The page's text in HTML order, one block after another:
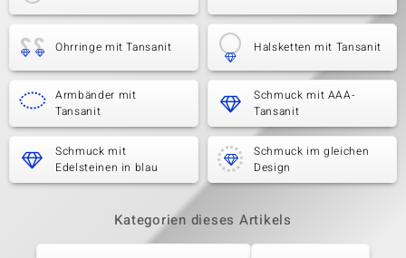
Ohrringe mit Tansanit Halsketten mit Tansanit
Armbänder mit
Tansanit
Schmuck mit AAA-
Tansanit
Schmuck mit
Edelsteinen in blau
Schmuck im gleichen
Design
Kategorien dieses Artikels